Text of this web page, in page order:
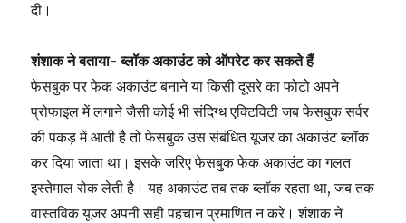
दी।
शंशाक ने बताया- ब्लॉक अकाउंट को ऑपरेट कर सकते हैं
फेसबुक पर फेक अकाउंट बनाने या किसी दूसरे का फोटो अपने
प्रोफाइल में लगाने जैसी कोई भी संदिग्ध एक्टिविटी जब फेसबुक सर्वर
की पकड़ में आती है तो फेसबुक उस संबंधित यूजर का अकाउंट ब्लॉक
कर दिया जाता था। इसके जरिए फेसबुक फेक अकाउंट का गलत
इस्तेमाल रोक लेती है। यह अकाउंट तब तक ब्लॉक रहता था, जब तक
वास्तविक यूजर अपनी सही पहचान प्रमाणित न करे। शंशाक ने